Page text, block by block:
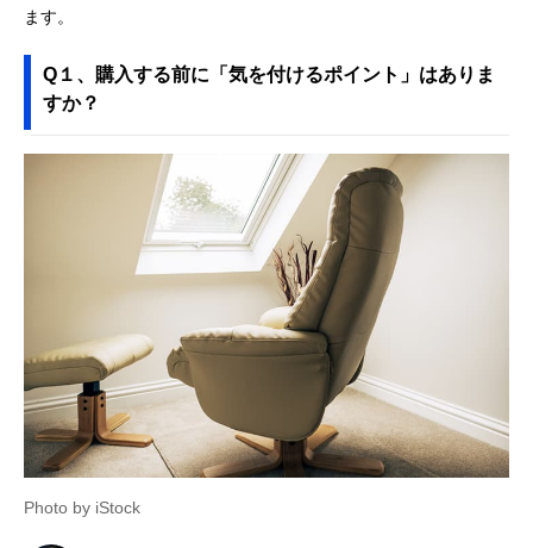
ます。
Q１、購入する前に「気を付けるポイント」はありま
すか？
Photo by iStock